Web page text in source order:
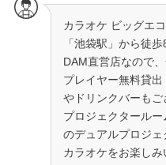
カラオケ ビッグエ
「池袋駅」から徒歩
DAM直営店なので
プレイヤー無料貸
やドリンクバーもご
プロジェクタール
のデュアルプロジ
カラオケをお楽しみ